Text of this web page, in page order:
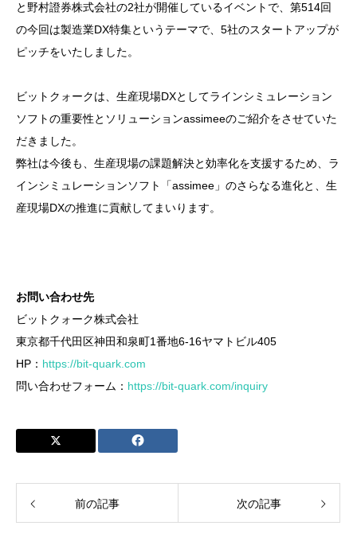
と野村證券株式会社の2社が開催しているイベントで、第514回
の今回は製造業DX特集というテーマで、5社のスタートアップが
ピッチをいたしました。
ビットクォークは、生産現場DXとしてラインシミュレーション
ソフトの重要性とソリューションassimeeのご紹介をさせていた
だきました。
弊社は今後も、生産現場の課題解決と効率化を支援するため、ラ
インシミュレーションソフト「assimee」のさらなる進化と、生
産現場DXの推進に貢献してまいります。
お問い合わせ先
ビットクォーク株式会社
東京都千代田区神田和泉町1番地6-16ヤマトビル405
HP： https://bit-quark.com
問い合わせフォーム： https://bit-quark.com/inquiry
前の記事 次の記事